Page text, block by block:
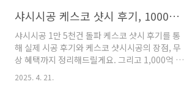
위트엠센트럴 아파트 (간성읍)• 간성스위트엠..
니다. 🧊 ‘샷시’는 우리가 사는 집의 창문틀을 넘
어 단열, 방음, 에너지 효율까지 좌우하는 중요한
부분입니다.하지만 많은 분들이 "조금 불편해도
참자" 하다가 비용이 더 커지는 상황을 겪곤 하
죠. 이번 글에서는 베란다 샷시 수리 시기부터 비
용, 셀프 수리 가능 여부, 전문가 추천까지 꼼꼼하
샤시시공 케스코 샷시 후기, 1000억 달성 이벤트로 1억원 쏩니다!!
샤시시공 1만 5천건 돌파 케스코 샷시 후기를 통
해 실제 시공 후기와 케스코 샷시시공의 장점, 무
상 혜택까지 정리해드릴게요. 그리고 1,000억 달
보세요! 1억 쏘는 이벤트 바로가기 샤시시공 케
2025. 4. 21.